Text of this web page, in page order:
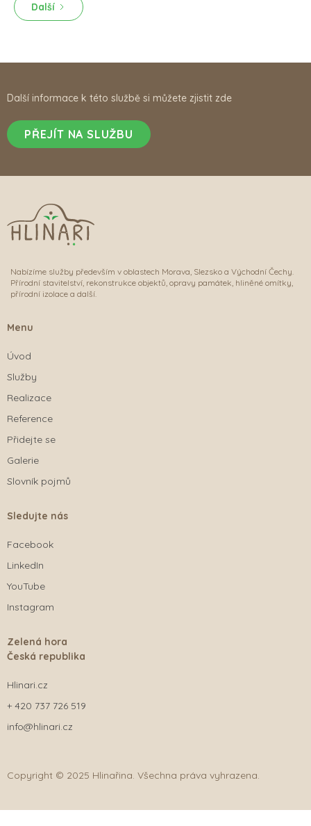
Další
Další informace k této službě si můžete zjistit zde
PŘEJÍT NA SLUŽBU
Nabízíme služby především v oblastech Morava, Slezsko a Východní Čechy.
Přírodní stavitelství, rekonstrukce objektů, opravy památek, hliněné omítky,
přírodní izolace a další.
Menu
Úvod
Služby
Realizace
Reference
Přidejte se
Galerie
Slovník pojmů
Sledujte nás
Facebook
LinkedIn
YouTube
Instagram
Zelená hora
Česká republika
Hlinari.cz
+ 420 737 726 519
info@hlinari.cz
Copyright © 2025 Hlinařina. Všechna práva vyhrazena.